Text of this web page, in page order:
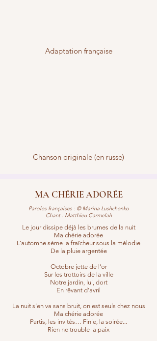
Adaptation française
Chanson originale (en russe)
MA CHÉRIE ADORÉE
Paroles françaises : © Marina Lushchenko
Chant : Matthieu Carmelah
Le jour dissipe déjà les brumes de la nuit
Ma chérie adorée
L’automne sème la fraîcheur sous la mélodie
De la pluie argentée
Octobre jette de l’or
Sur les trottoirs de la ville
Notre jardin, lui, dort
En rêvant d’avril
La nuit s’en va sans bruit, on est seuls chez nous
Ma chérie adorée
Partis, les invités… Finie, la soirée...
Rien ne trouble la paix